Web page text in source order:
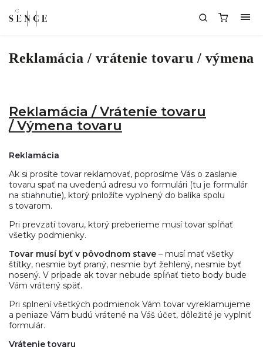
Reklamácia / vrátenie tovaru / výmena
Reklamácia / Vrátenie tovaru
/ Výmena tovaru
Reklamácia
Ak si prosíte tovar reklamovať, poprosíme Vás o zaslanie
tovaru spať na uvedenú adresu vo formulári (tu je formulár
na stiahnutie), ktorý priložíte vyplnený do balíka spolu
s tovarom.
Pri prevzatí tovaru, ktorý preberieme musí tovar spĺňať
všetky podmienky.
Tovar musí byť v pôvodnom stave – musí mať všetky
štítky, nesmie byť praný, nesmie byť žehlený, nesmie byť
nosený. V prípade ak tovar nebude spĺňať tieto body bude
Vám vrátený späť.
Pri splnení všetkých podmienok Vám tovar vyreklamujeme
a peniaze Vám budú vrátené na Váš účet, dôležité je vyplniť
formulár.
Vrátenie tovaru